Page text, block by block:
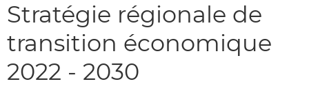
Stratégie régionale de
transition économique
2022 - 2030